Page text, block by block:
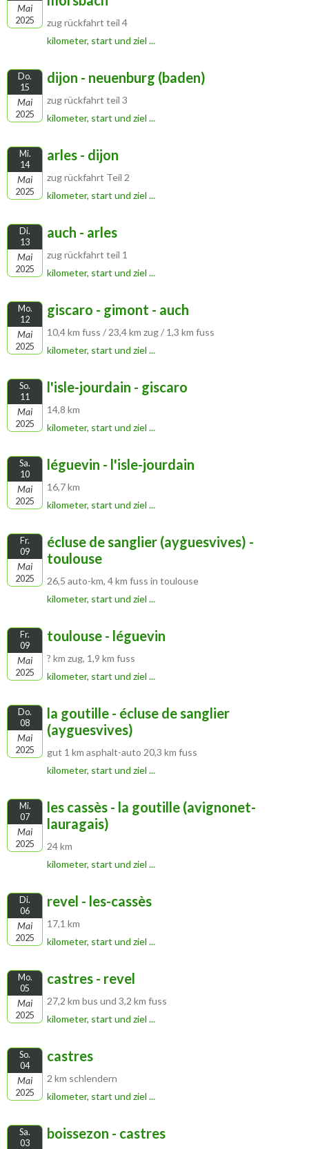
Mai
2025
zug rückfahrt teil 4
kilometer, start und ziel ...
Do.
15
Mai
2025
dijon - neuenburg (baden)
zug rückfahrt teil 3
kilometer, start und ziel ...
Mi.
14
Mai
2025
arles - dijon
zug rückfahrt Teil 2
kilometer, start und ziel ...
Di.
13
Mai
2025
auch - arles
zug rückfahrt teil 1
kilometer, start und ziel ...
Mo.
12
Mai
2025
giscaro - gimont - auch
10,4 km fuss / 23,4 km zug / 1,3 km fuss
kilometer, start und ziel ...
So.
11
Mai
2025
l'isle-jourdain - giscaro
14,8 km
kilometer, start und ziel ...
Sa.
10
Mai
2025
léguevin - l'isle-jourdain
16,7 km
kilometer, start und ziel ...
Fr.
09
Mai
2025
écluse de sanglier (ayguesvives) -
toulouse
26,5 auto-km, 4 km fuss in toulouse
kilometer, start und ziel ...
Fr.
09
Mai
2025
toulouse - léguevin
? km zug, 1,9 km fuss
kilometer, start und ziel ...
Do.
08
Mai
2025
la goutille - écluse de sanglier
(ayguesvives)
gut 1 km asphalt-auto 20,3 km fuss
kilometer, start und ziel ...
Mi.
07
Mai
2025
les cassès - la goutille (avignonet-
lauragais)
24 km
kilometer, start und ziel ...
Di.
06
Mai
2025
revel - les-cassès
17,1 km
kilometer, start und ziel ...
Mo.
05
Mai
2025
castres - revel
27,2 km bus und 3,2 km fuss
kilometer, start und ziel ...
So.
04
Mai
2025
castres
2 km schlendern
kilometer, start und ziel ...
Sa.
03
boissezon - castres